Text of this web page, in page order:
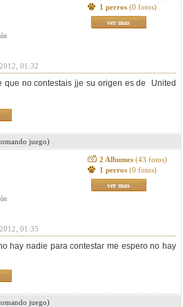
1 perros (0 fotos)
ver mas
01:32
que no contestais jje su origen es de United
juego)
2 Albumes (43 fotos)
1 perros (0 fotos)
ver mas
01:35
hay nadie para contestar me espero no hay
juego)